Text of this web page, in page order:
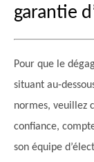
garantie
Pour que le
situant au-
normes, veuillez
confiance,
son équipe